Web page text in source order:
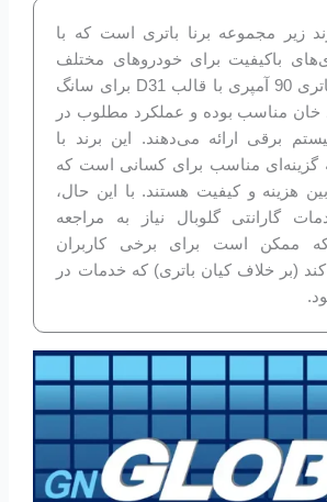
زیر مجموعه برنا باتری است که با
باکیفیت برای خودروهای مختلف
تولید می‌شود. باتری 90 آمپری با قالب D31 برای سانگ
خان مناسب بوده و عملکرد مطلوب در
برقی ارائه می‌دهند. این برند با
۱۲ ماهه گزینه‌ای مناسب برای کسانی است که
هزینه و کیفیت هستند. با این حال،
گارانتی گلوبال نیاز به مراجعه
ممکن است برای برخی کاربران
(بر خلاف کیان باتری) که خدمات در